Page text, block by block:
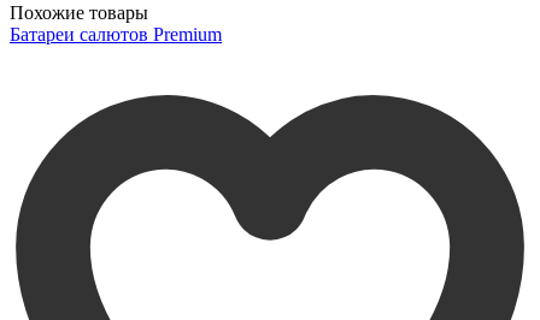
Похожие товары
Батареи салютов Premium